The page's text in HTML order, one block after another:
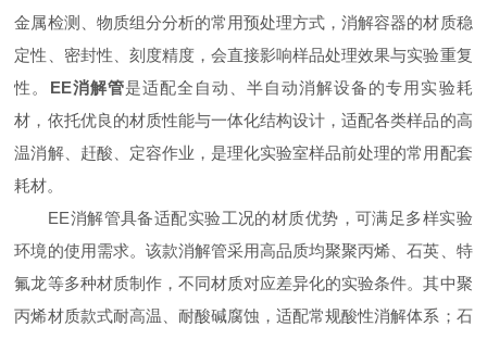
金属检测、物质组分分析的常用预处理方式，消解容器的材质稳
定性、密封性、刻度精度，会直接影响样品处理效果与实验重复
性。 EE消解管是适配全自动、半自动消解设备的专用实验耗
材，依托优良的材质性能与一体化结构设计，适配各类样品的高
温消解、赶酸、定容作业，是理化实验室样品前处理的常用配套
耗材。
EE消解管具备适配实验工况的材质优势，可满足多样实验
环境的使用需求。该款消解管采用高品质均聚聚丙烯、石英、特
氟龙等多种材质制作，不同材质对应差异化的实验条件。其中聚
丙烯材质款式耐高温、耐酸碱腐蚀，适配常规酸性消解体系；石